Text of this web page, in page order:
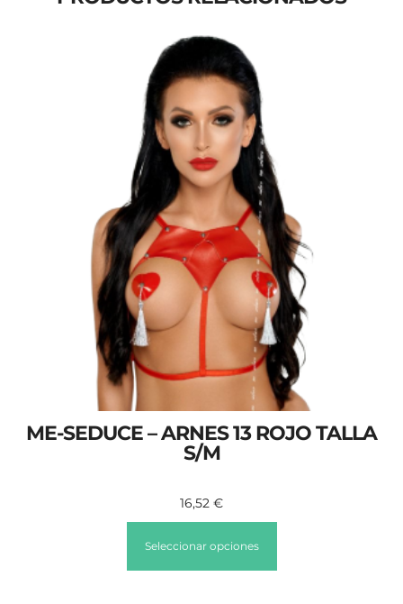
ME-SEDUCE – ARNES 13 ROJO TALLA
S/M
16,52 €
Seleccionar opciones